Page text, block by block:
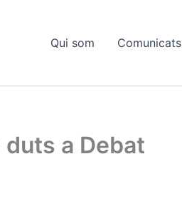
Qui som Comunicats
a Debat